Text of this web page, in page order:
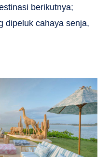
berikutnya;
dipeluk cahaya senja,